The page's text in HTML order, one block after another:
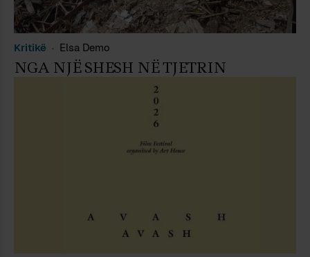
Kritikë Elsa Demo
NGA NJË SHESH NË TJETRIN